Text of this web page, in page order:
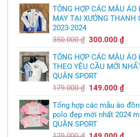
bầy
quỷ
nhỏ
free
là:
350.000 ₫.
tại
là:
TỔNG HỢP CÁC MẪU
MAY TẠI XƯỞNG THANH
2023-2024
350.000₫ Giá
là:
350.000 ₫.
300.000₫Giá
tại
là:
TỔNG HỢP CÁC MẪU ÁO
THEO YÊU CẦU MỚI
QUÂN SPORT
179.000₫ Giá
là:
179.000 ₫.
149.000₫Giá
tại
là:
Tổng hợp các mẫu áo
polo đẹp mới nhất 2024
QUÂN SPORT